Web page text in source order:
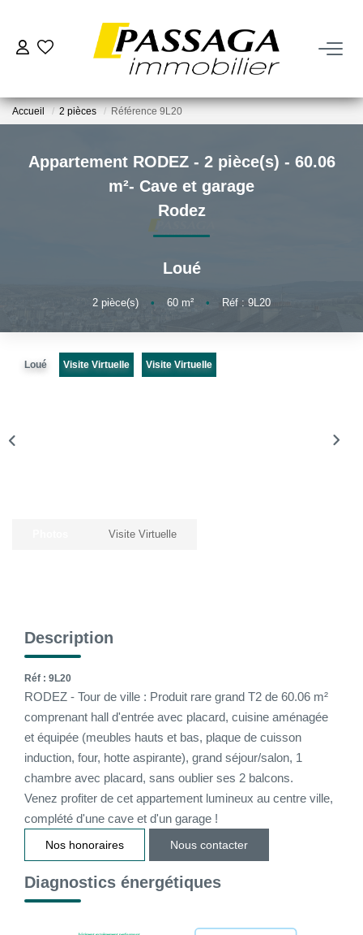
VENDRE
Nos Biens Vendus
FAIRE GÉRER
La Gestion Locative
À PROPOS DE NOUS
Nous Rejoindre
CONTACT
CONNEXION
Accueil 2 pièces Référence 9L20
Appartement RODEZ - 2 pièce(s) - 60.06
m²- Cave et garage
Rodez
Loué
2 pièce(s) • 60 m² • Réf : 9L20
Loué Visite Virtuelle Visite Virtuelle
Visite Virtuelle
Description
Réf : 9L20
RODEZ - Tour de ville : Produit rare grand T2 de 60.06 m²
comprenant hall d'entrée avec placard, cuisine aménagée
et équipée (meubles hauts et bas, plaque de cuisson
induction, four, hotte aspirante), grand séjour/salon, 1
chambre avec placard, sans oublier ses 2 balcons.
Venez profiter de cet appartement lumineux au centre ville,
complété d'une cave et d'un garage !
Nos honoraires Nous contacter
Diagnostics énergétiques